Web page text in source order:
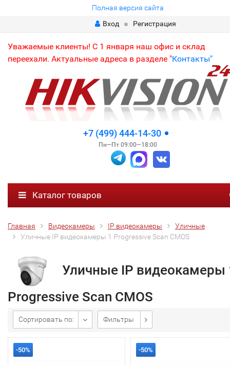
Полная версия сайта
Вход
Регистрация
Уважаемые клиенты! С 1 января наш офис и склад
переехали. Актуальные адреса в разделе "Контакты"
+7 (499) 444-14-30
Пн—Пт 09:00—18:00
Каталог товаров
Главная Видеокамеры IP видеокамеры
Уличные
Уличные IP видеокамеры 1 Progressive Scan CMOS
Уличные IP видеокамеры
Progressive Scan CMOS
Сортировать по: Фильтры
-50% -50%